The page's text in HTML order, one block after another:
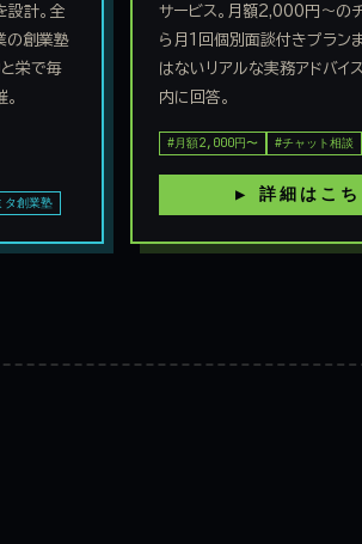
設計。全
の創業塾
と栄で毎
タ創業塾
サービス。月額2,000円〜の
ら月1回個別面談付きプラン
はないリアルな実務アドバイ
内に回答。
#月額2,000円〜 #チャット相談
▶ 詳細はこち